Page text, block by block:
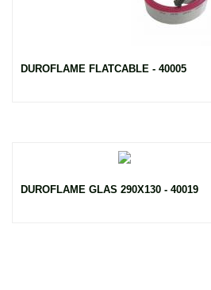
DUROFLAME FLATCABLE - 40005
DUROFLAME GLAS 290X130 - 40019